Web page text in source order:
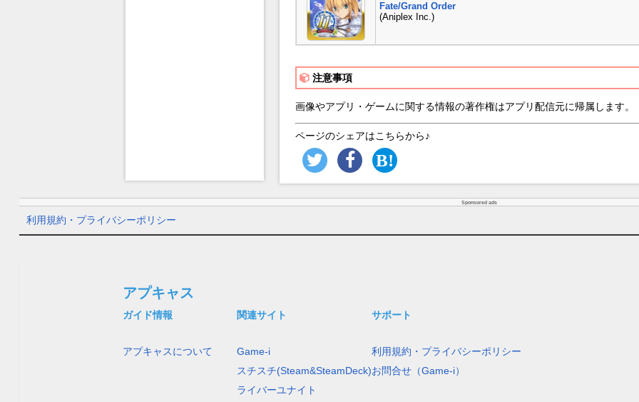
Fate/Grand Order
(Aniplex Inc.)
注意事項
画像やアプリ・ゲームに関する情報の著作権はアプリ配信元に帰属します。
ページのシェアはこちらから♪
Sponsored ads
利用規約・プライバシーポリシー
アプキャス
ガイド情報
アプキャスについて
関連サイト
Game-i
スチスチ(Steam&SteamDeck)
ライバーユナイト
サポート
利用規約・プライバシーポリシー
お問合せ（Game-i）